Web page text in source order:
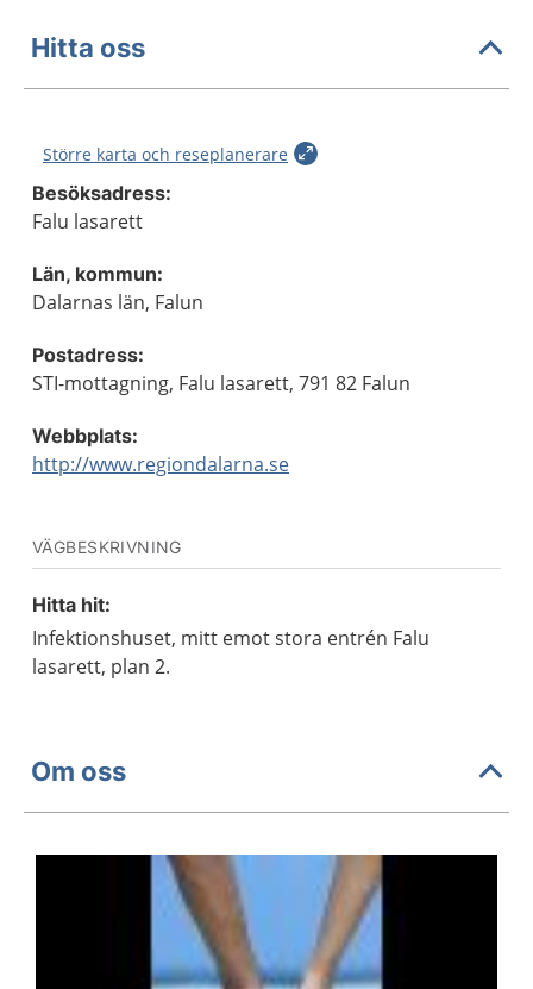
Hitta oss
Större karta och reseplanerare
Besöksadress:
Falu lasarett
Län, kommun:
Dalarnas län, Falun
Postadress:
STI-mottagning, Falu lasarett, 791 82 Falun
Webbplats:
http://www.regiondalarna.se
VÄGBESKRIVNING
Hitta hit:
Infektionshuset, mitt emot stora entrén Falu
lasarett, plan 2.
Om oss